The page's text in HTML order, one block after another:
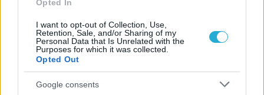
Opted In
I want to opt-out of Collection, Use,
Retention, Sale, and/or Sharing of my
Personal Data that Is Unrelated with the
Purposes for which it was collected.
Opted Out
Google consents